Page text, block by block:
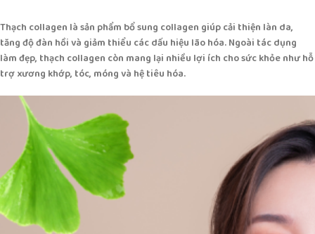
Thạch collagen là sản phẩm bổ sung collagen giúp cải thiện làn da,
tăng độ đàn hồi và giảm thiểu các dấu hiệu lão hóa. Ngoài tác dụng
làm đẹp, thạch collagen còn mang lại nhiều lợi ích cho sức khỏe như hỗ
trợ xương khớp, tóc, móng và hệ tiêu hóa.